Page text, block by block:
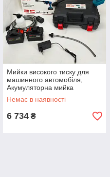
Мийки високого тиску для
машинного автомобіля,
Акумуляторна мийка
високого тиску у валізі TS-92
Немає в наявності
6 734 ₴